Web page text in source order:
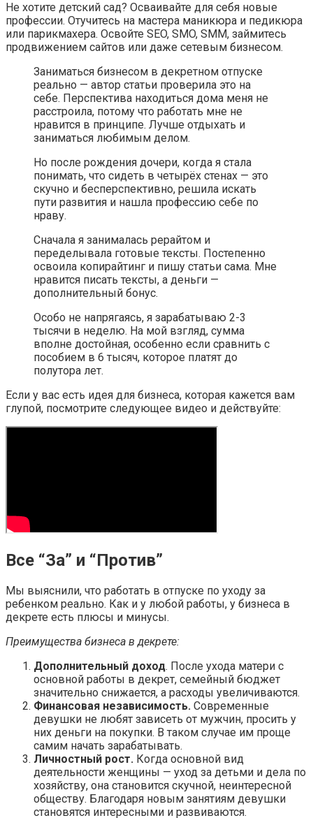
Не хотите детский сад? Осваивайте для себя новые
профессии. Отучитесь на мастера маникюра и педикюра
или парикмахера. Освойте SEO, SMO, SMM, займитесь
продвижением сайтов или даже сетевым бизнесом.
Заниматься бизнесом в декретном отпуске
реально — автор статьи проверила это на
себе. Перспектива находиться дома меня не
расстроила, потому что работать мне не
нравится в принципе. Лучше отдыхать и
заниматься любимым делом.
Но после рождения дочери, когда я стала
понимать, что сидеть в четырёх стенах — это
скучно и бесперспективно, решила искать
пути развития и нашла профессию себе по
нраву.
Сначала я занималась рерайтом и
переделывала готовые тексты. Постепенно
освоила копирайтинг и пишу статьи сама. Мне
нравится писать тексты, а деньги —
дополнительный бонус.
Особо не напрягаясь, я зарабатываю 2-3
тысячи в неделю. На мой взгляд, сумма
вполне достойная, особенно если сравнить с
пособием в 6 тысяч, которое платят до
полутора лет.
Если у вас есть идея для бизнеса, которая кажется вам
глупой, посмотрите следующее видео и действуйте:
Все “За” и “Против”
Мы выяснили, что работать в отпуске по уходу за
ребенком реально. Как и у любой работы, у бизнеса в
декрете есть плюсы и минусы.
Преимущества бизнеса в декрете:
Дополнительный доход. После ухода матери с
основной работы в декрет, семейный бюджет
значительно снижается, а расходы увеличиваются.
Финансовая независимость. Современные
девушки не любят зависеть от мужчин, просить у
них деньги на покупки. В таком случае им проще
самим начать зарабатывать.
Личностный рост. Когда основной вид
деятельности женщины — уход за детьми и дела по
хозяйству, она становится скучной, неинтересной
обществу. Благодаря новым занятиям девушки
становятся интересными и развиваются.